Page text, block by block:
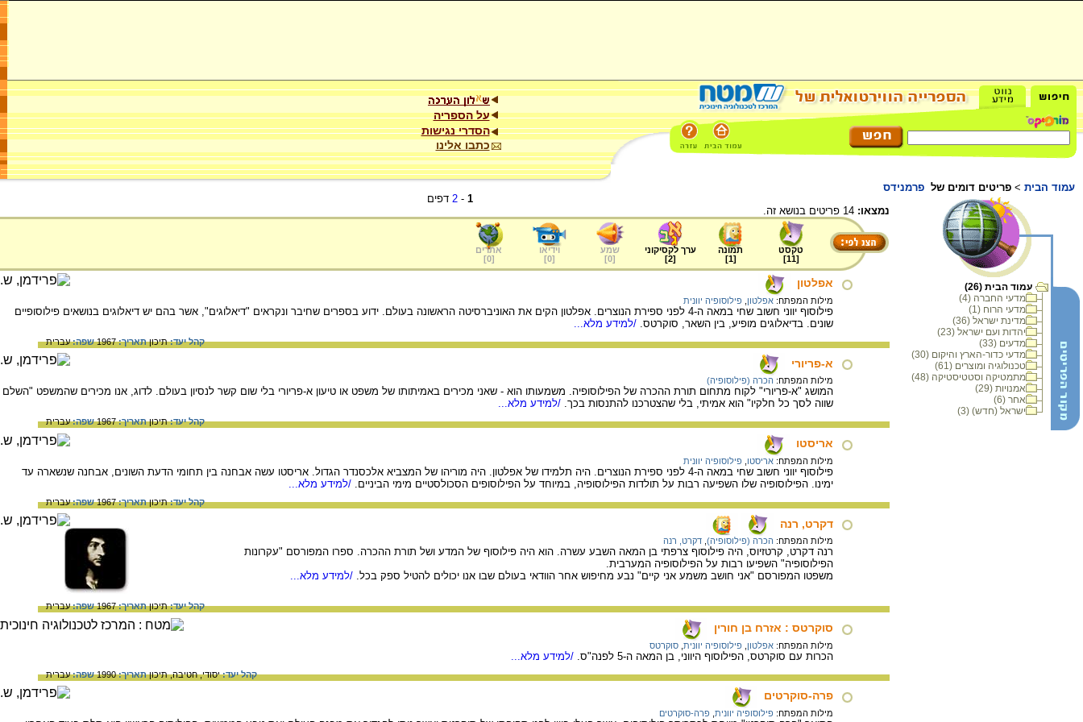
על הספריה
הסדרי נגישות
כתבו אלינו
עמוד הבית > פריטים דומים של פרמנידס
עמוד הבית (26)
מדעי החברה (4)
מדעי הרוח (1)
מדינת ישראל (36)
יהדות ועם ישראל (23)
מדעים (33)
מדעי כדור-הארץ והיקום (30)
טכנולוגיה ומוצרים (61)
מתמטיקה וסטטיסטיקה (48)
אמנויות (29)
אחר (6)
ישראל (חדש) (3)
1
-
2 דפים
נמצאו:
טקסט
[
11
]
תמונה
[
1
]
ערך לקסיקוני
[
2
]
שמע
[
0
]
וידיאו
[
0
]
אתרים
[
0
]
אפלטון
מילות המפתח: אפלטון פילוסופיה יוונית
פילוסוף יווני חשוב שחי במאה ה-4 לפני ספירת הנוצרים. אפלטון הקים את האוניברסיטה הראשונה בעולם. ידוע בספרים שחיבר ונקראים "דיאלוגים", אשר בהם יש דיאלוגים בנושאים פילוסופיים
שונים. בדיאלוגים מופיע, בין השאר, סוקרטס. /למידע מלא...
קהל יעד:תיכוןתאריך:1967 שפה:עברית
א-פריורי
מילות המפתח: הכרה (פילוסופיה)
המושג "א-פריורי" לקוח מתחום תורת ההכרה של הפילוסופיה. משמעותו הוא - שאני מכירים באמיתותו של משפט או טיעון א-פריורי בלי שום קשר לנסיון בעולם. לדוג, אנו מכירים שהמשפט "השלם
שווה לסך כל חלקיו" הוא אמיתי, בלי שהצטרכנו להתנסות בכך. /למידע מלא...
קהל יעד:תיכוןתאריך:1967 שפה:עברית
אריסטו
מילות המפתח: אריסטו פילוסופיה יוונית
פילוסוף יווני חשוב שחי במאה ה-4 לפני ספירת הנוצרים. היה תלמידו של אפלטון. היה מוריהו של המצביא אלכסנדר הגדול. אריסטו עשה אבחנה בין תחומי הדעת השונים, אבחנה שנשארה עד
ימינו. הפילוסופיה שלו השפיעה רבות על תולדות הפילוסופיה, במיוחד על הפילוסופים הסכולסטיים מימי הביניים. /למידע מלא...
קהל יעד:תיכוןתאריך:1967 שפה:עברית
דקרט, רנה
מילות המפתח: הכרה (פילוסופיה) דקרט, רנה
רנה דקרט, קרטזיוס, היה פילוסוף צרפתי בן המאה השבע עשרה. הוא היה פילוסוף של המדע ושל תורת ההכרה. ספרו המפורסם "עקרונות
הפילוסופיה" השפיעו רבות על הפילוסופיה המערבית.
משפטו המפורסם "אני חושב משמע אני קיים" נבע מחיפוש אחר הוודאי בעולם שבו אנו יכולים להטיל ספק בכל. /למידע מלא...
קהל יעד:תיכוןתאריך:1967 שפה:עברית
סוקרטס : אזרח בן חורין
מילות המפתח: אפלטון פילוסופיה יוונית סוקרטס
הכרות עם סוקרטס, הפילוסוף היווני, בן המאה ה-5 לפנה"ס. /למידע מלא...
קהל יעד:יסודי,חטיבה,תיכוןתאריך:1990 שפה:עברית
פרה-סוקרטים
מילות המפתח: פילוסופיה יוונית פרה-סוקרטים